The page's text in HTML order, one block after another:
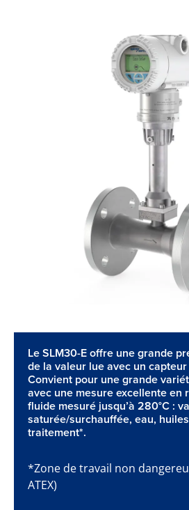
Le SLM30-E offre une grande
de la valeur lue avec un
Convient pour une grande
avec une mesure excellente en
fluide mesuré jusqu’à 280°C :
saturée/surchauffée, eau,
traitement*.
*Zone de travail non
ATEX)